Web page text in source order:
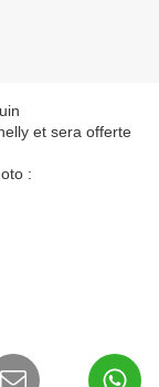
et sera offerte
: